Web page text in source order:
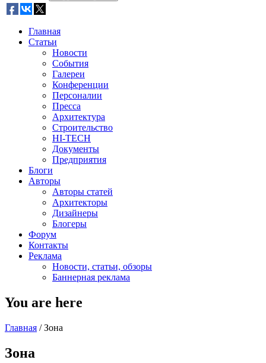
Главная
Статьи
Новости
События
Галереи
Конференции
Персоналии
Пресса
Архитектура
Строительство
HI-TECH
Документы
Предприятия
Блоги
Авторы
Авторы статей
Архитекторы
Дизайнеры
Блогеры
Форум
Контакты
Реклама
Новости, статьи, обзоры
Баннерная реклама
You are here
Главная / Зона
Зона